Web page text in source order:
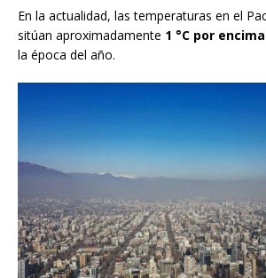
En la actualidad, las temperaturas en el
sitúan aproximadamente 1 °C por
la época del año.